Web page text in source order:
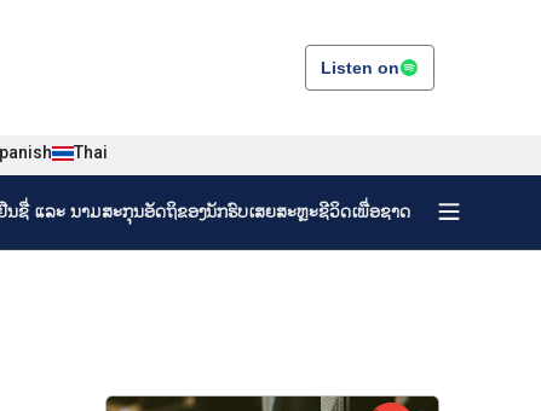
Listen on
Thai
ຊື່ ແລະ ນາມສະກຸນອັດຖິຂອງນັກຮົບເສຍສະຫຼະຊີວິດເພື່ອຊາດ